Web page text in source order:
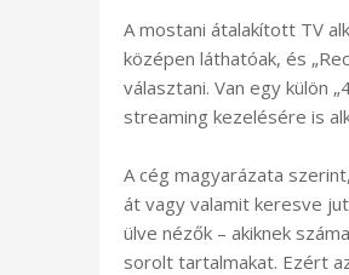
A mostani átalakított TV
középen láthatóak, és
választani. Van egy külön
streaming kezelésére is
A cég magyarázata
át vagy valamit keresve
ülve nézők – akiknek
sorolt tartalmakat. Ezért